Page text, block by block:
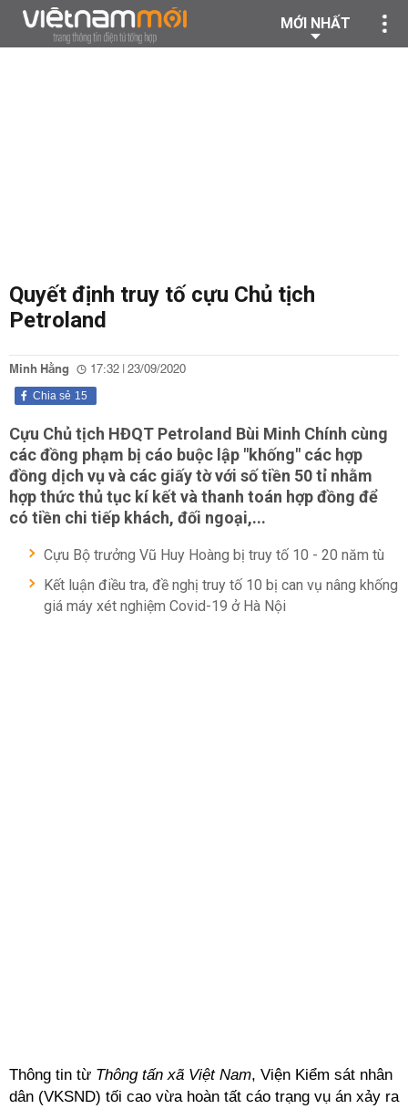
MỚI NHẤT
Quyết định truy tố cựu Chủ tịch
Petroland
Minh Hằng 17:32 | 23/09/2020
15
Chia sẻ
Cựu Chủ tịch HĐQT Petroland Bùi Minh Chính cùng
các đồng phạm bị cáo buộc lập "khống" các hợp
đồng dịch vụ và các giấy tờ với số tiền 50 tỉ nhằm
hợp thức thủ tục kí kết và thanh toán hợp đồng để
có tiền chi tiếp khách, đối ngoại,...
Cựu Bộ trưởng Vũ Huy Hoàng bị truy tố 10 - 20 năm tù
Kết luận điều tra, đề nghị truy tố 10 bị can vụ nâng khống
giá máy xét nghiệm Covid-19 ở Hà Nội
Thông tin từ Thông tấn xã Việt Nam, Viện Kiểm sát nhân
dân (VKSND) tối cao vừa hoàn tất cáo trạng vụ án xảy ra